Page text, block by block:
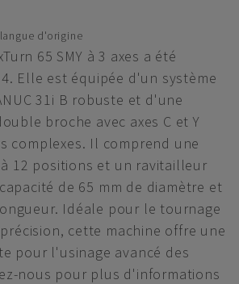
d'origine
65 SMY à 3 axes a été
Elle est équipée d'un système
31i B robuste et d'une
broche avec axes C et Y
complexes. Il comprend une
12 positions et un ravitailleur
de 65 mm de diamètre et
Idéale pour le tournage
cette machine offre une
pour l'usinage avancé des
nous pour plus d'informations